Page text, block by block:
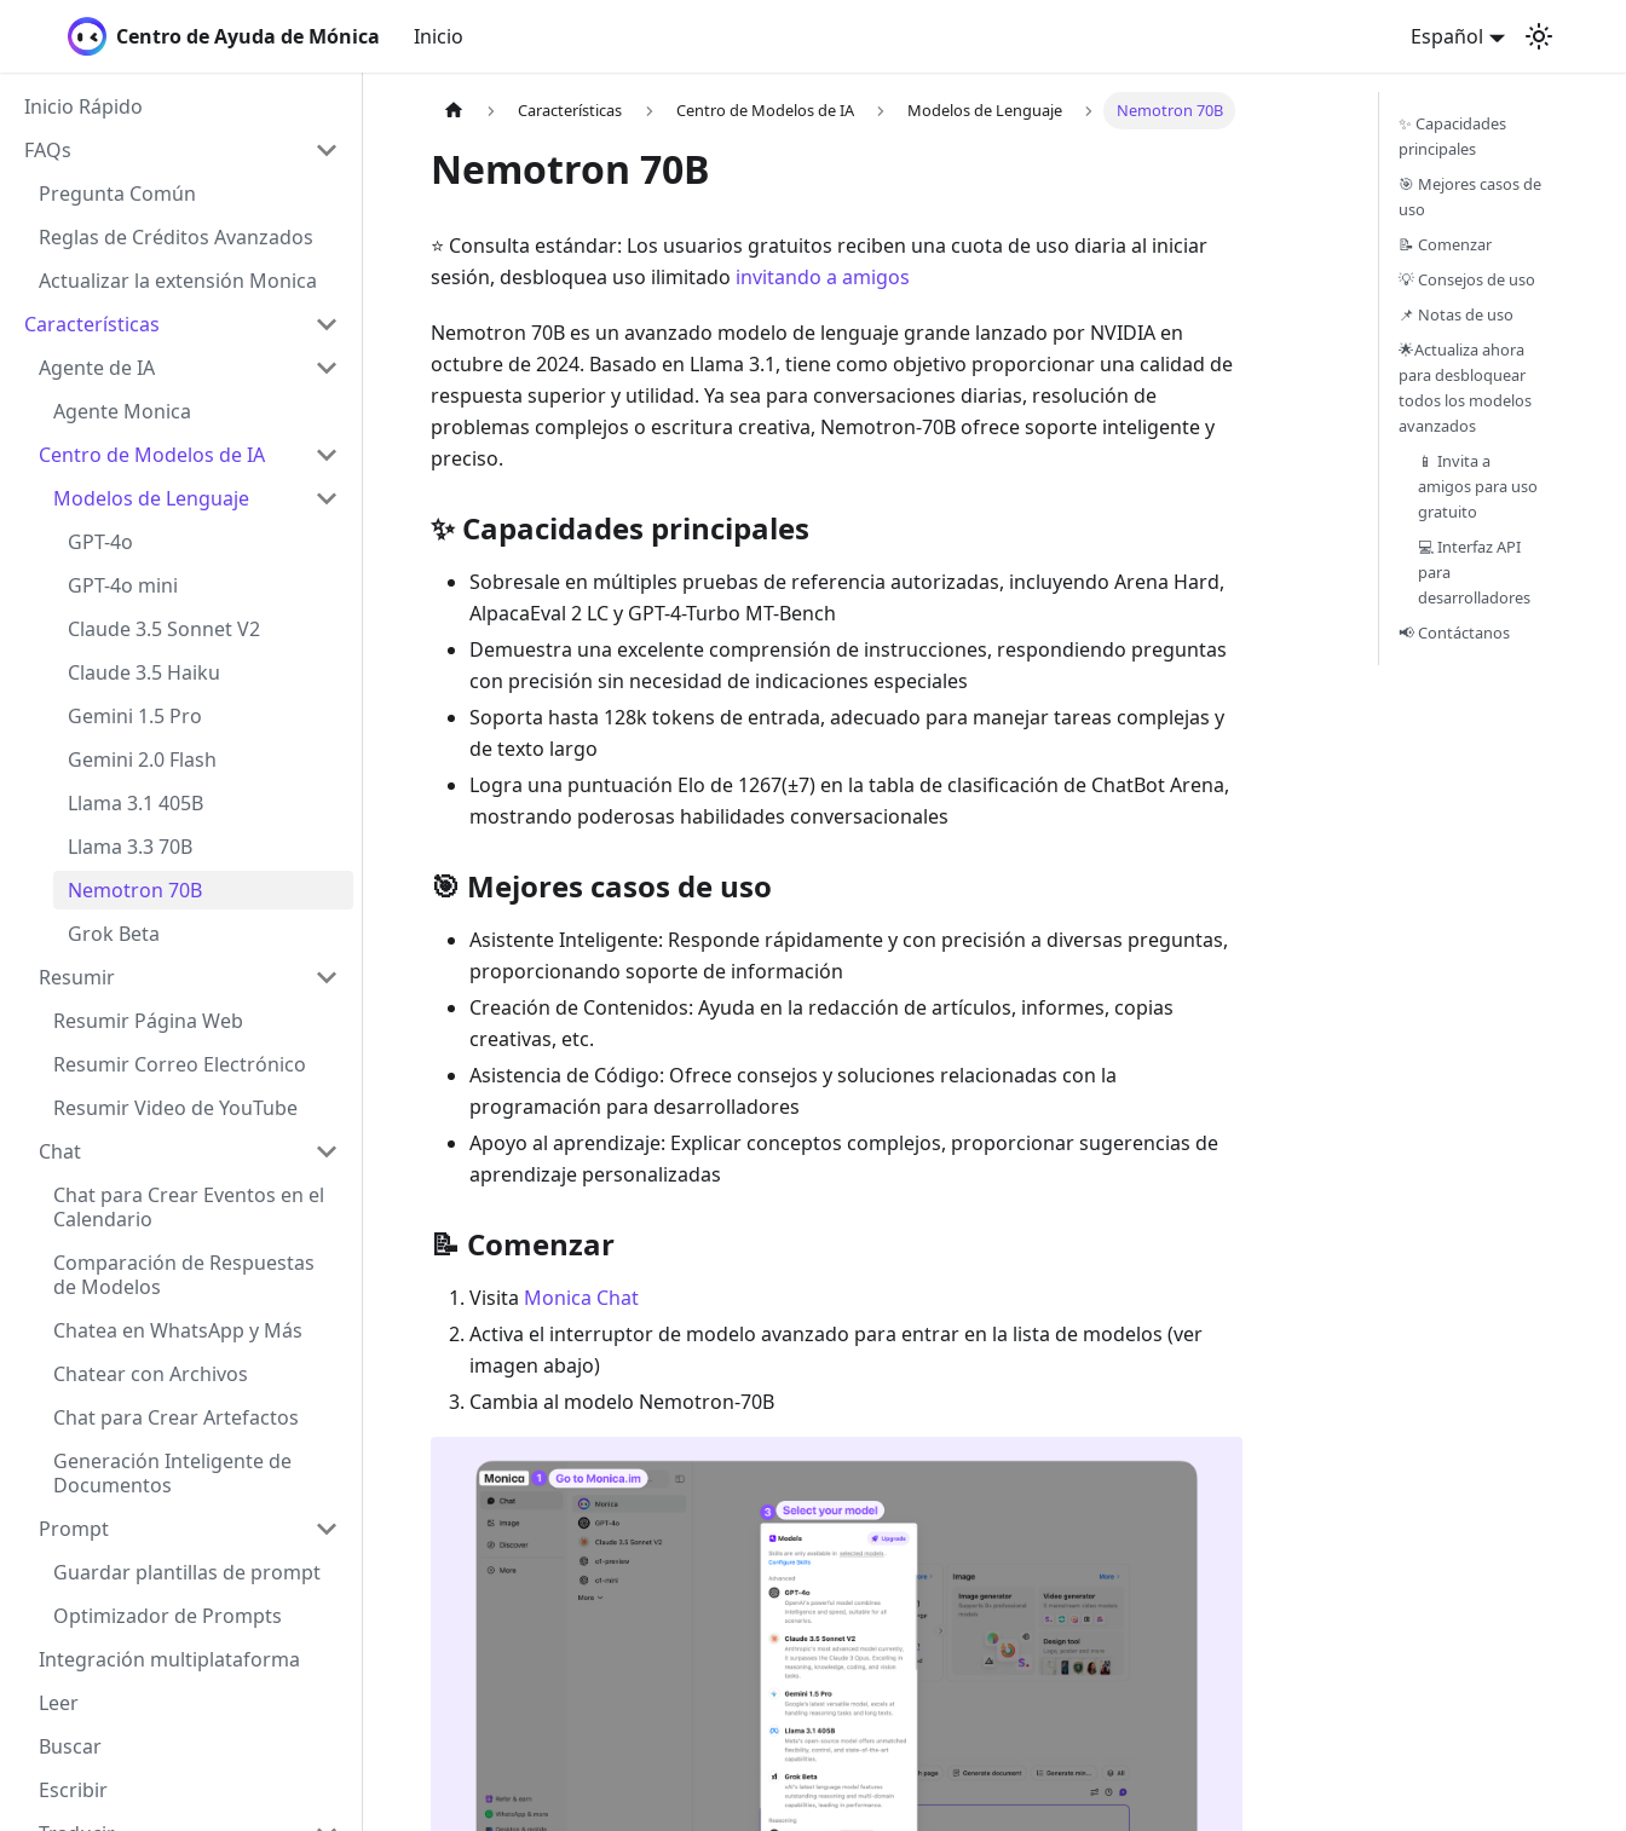
Centro de Ayuda de Mónica Inicio Español
Inicio Rápido
FAQs
Pregunta Común
Reglas de Créditos Avanzados
Actualizar la extensión Monica
Características
Agente de IA
Agente Monica
Centro de Modelos de IA
Modelos de Lenguaje
GPT-4o
GPT-4o mini
Claude 3.5 Sonnet V2
Claude 3.5 Haiku
Gemini 1.5 Pro
Gemini 2.0 Flash
Llama 3.1 405B
Llama 3.3 70B
Nemotron 70B
Grok Beta
Resumir
Resumir Página Web
Resumir Correo Electrónico
Resumir Video de YouTube
Chat
Chat para Crear Eventos en el
Calendario
Comparación de Respuestas
de Modelos
Chatea en WhatsApp y Más
Chatear con Archivos
Chat para Crear Artefactos
Generación Inteligente de
Documentos
Prompt
Guardar plantillas de prompt
Optimizador de Prompts
Integración multiplataforma
Leer
Buscar
Escribir
Características Centro de Modelos de IA Modelos de Lenguaje Nemotron 70B
Nemotron 70B
⭐ Consulta estándar: Los usuarios gratuitos reciben una cuota de uso diaria al iniciar
sesión, desbloquea uso ilimitado invitando a amigos
Nemotron 70B es un avanzado modelo de lenguaje grande lanzado por NVIDIA en
octubre de 2024. Basado en Llama 3.1, tiene como objetivo proporcionar una calidad de
respuesta superior y utilidad. Ya sea para conversaciones diarias, resolución de
problemas complejos o escritura creativa, Nemotron-70B ofrece soporte inteligente y
preciso.
✨ Capacidades principales
Sobresale en múltiples pruebas de referencia autorizadas, incluyendo Arena Hard,
AlpacaEval 2 LC y GPT-4-Turbo MT-Bench
Demuestra una excelente comprensión de instrucciones, respondiendo preguntas
con precisión sin necesidad de indicaciones especiales
Soporta hasta 128k tokens de entrada, adecuado para manejar tareas complejas y
de texto largo
Logra una puntuación Elo de 1267(±7) en la tabla de clasificación de ChatBot Arena,
mostrando poderosas habilidades conversacionales
🎯 Mejores casos de uso
Asistente Inteligente: Responde rápidamente y con precisión a diversas preguntas,
proporcionando soporte de información
Creación de Contenidos: Ayuda en la redacción de artículos, informes, copias
creativas, etc.
Asistencia de Código: Ofrece consejos y soluciones relacionadas con la
programación para desarrolladores
Apoyo al aprendizaje: Explicar conceptos complejos, proporcionar sugerencias de
aprendizaje personalizadas
📝 Comenzar
Visita Monica Chat
Activa el interruptor de modelo avanzado para entrar en la lista de modelos (ver
imagen abajo)
Cambia al modelo Nemotron-70B
✨ Capacidades
principales
🎯 Mejores casos de
uso
📝 Comenzar
💡 Consejos de uso
📌 Notas de uso
🌟Actualiza ahora
para desbloquear
todos los modelos
avanzados
📱 Invita a
amigos para uso
gratuito
💻 Interfaz API
para
desarrolladores
📢 Contáctanos